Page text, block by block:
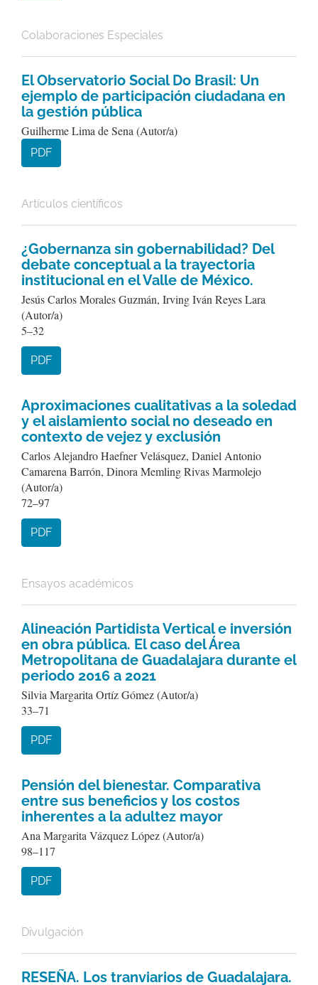
Colaboraciones Especiales
El Observatorio Social Do Brasil: Un
ejemplo de participación ciudadana en
la gestión pública
Guilherme Lima de Sena (Autor/a)
PDF
Artículos científicos
¿Gobernanza sin gobernabilidad? Del
debate conceptual a la trayectoria
institucional en el Valle de México.
Jesús Carlos Morales Guzmán, Irving Iván Reyes Lara
(Autor/a)
5–32
PDF
Aproximaciones cualitativas a la soledad
y el aislamiento social no deseado en
contexto de vejez y exclusión
Carlos Alejandro Haefner Velásquez, Daniel Antonio
Camarena Barrón, Dinora Memling Rivas Marmolejo
(Autor/a)
72–97
PDF
Ensayos académicos
Alineación Partidista Vertical e inversión
en obra pública. El caso del Área
Metropolitana de Guadalajara durante el
periodo 2016 a 2021
Silvia Margarita Ortíz Gómez (Autor/a)
33–71
PDF
Pensión del bienestar. Comparativa
entre sus beneficios y los costos
inherentes a la adultez mayor
Ana Margarita Vázquez López (Autor/a)
98–117
PDF
Divulgación
RESEÑA. Los tranviarios de Guadalajara.